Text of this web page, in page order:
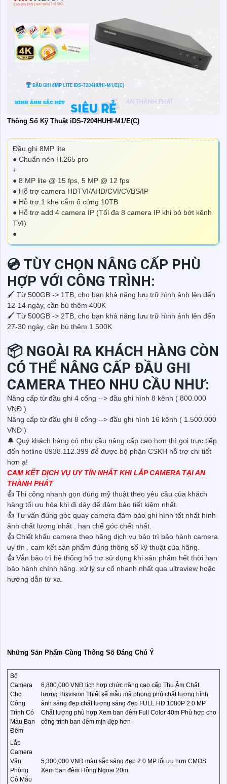
Thông Số Kỹ Thuật iDS-7204HUHI-M1/E(C)
Đầu ghi 8MP lite
● Chuẩn nén H.265 pro
+
● 8 MP lite @ 15 fps, 5 MP @ 12 fps
● Hỗ trợ camera HDTVI/AHD/CVI/CVBS/IP
● Hỗ trợ 1 khe cắm ổ cứng 10TB
● Hỗ trợ add 4 camera IP (Tối đa 8 camera IP khi bỏ bớt kênh
TVI)
●
💿 TÙY CHỌN NÂNG CẤP PHÙ
HỢP VỚI CÔNG TRÌNH:
🖌 Từ 500GB -> 1TB, cho bạn khả năng lưu trữ hình ảnh lên đến
12-14 ngày, cần bù thêm 400K
🖌 Từ 500GB -> 2TB, cho bạn khả năng lưu trữ hình ảnh lên đến
27-30 ngày, cần bù thêm 1.500K
📦 NGOÀI RA KHÁCH HÀNG CÒN
CÓ THỂ NÂNG CẤP ĐẦU GHI
CAMERA THEO NHU CẦU NHƯ:
Nâng cấp từ đầu ghi 4 cổng --> đầu ghi hình 8 kênh ( 800.000
VNĐ )
Nâng cấp từ đầu ghi 8 cổng --> đầu ghi hình 16 kênh ( 1.500.000
VNĐ )
🔔 Quý khách hàng có nhu cầu nâng cấp cao hơn thì gọi trực tiếp
đến hotline 0938.112.399 để được bộ phận CSKH hỗ trợ chi tiết
hơn ạ!
CAM KẾT DỊCH VỤ UY TÍN NHẤT KHI LẮP CAMERA TẠI AN
THÀNH PHÁT
👍 Thi công nhanh gọn đúng mỹ thuật theo yêu cầu của khách
hàng tối ưu hóa khi đi dây để đảm bảo tiết kiệm nhất.
👍 Tư vấn đúng góc quay camera đảm bảo ghi hình tốt nhất hình
ảnh chất lượng nhất . hạn chế góc chết nhất.
👍 Chiết khấu camera theo hãng dịch vụ bảo trì bảo hành camera
uy tín . cam kết sản phẩm đúng thông số kỹ thuật của hãng.
👍 Vẫn bảo trì hệ thống hổ trợ sử dụng khi sản phẩm hết thời hạn
bảo hành chính hãng. xử lý sự cố nhanh nhất qua ultraview hoặc
hướng dẫn từ xa.
Những Sản Phẩm Cùng Thông Số Đáng Chú Ý
Bộ
Camera
Cho
Công
Trình Có
Màu Ban
Đêm
6,800,000 VNĐ tích hợp chức năng cao cấp Thu Âm Chất
lượng Hikvision Thiết kế mẫu mã phong phú chất lượng hình
ảnh sáng đẹp chất lượng sáng đẹp FULL HD 1080P 2.0 MP
Chất lượng phù hợp Xem ban đêm Full Color 40m Phù hợp cho
công trình ban đêm mịn đẹp hơn
Lắp
Camera
Văn
Phòng
Có Màu
5,300,000 VNĐ màu sắc sáng đẹp 2.0 MP tối ưu hơn CMOS
Xem ban đêm Hồng Ngoại 20m